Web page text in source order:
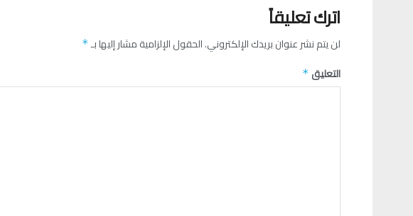
اترك تعليقاً
لن يتم نشر عنوان بريدك الإلكتروني.الحقول الإلزامية مشار إليها بـ*
التعليق *